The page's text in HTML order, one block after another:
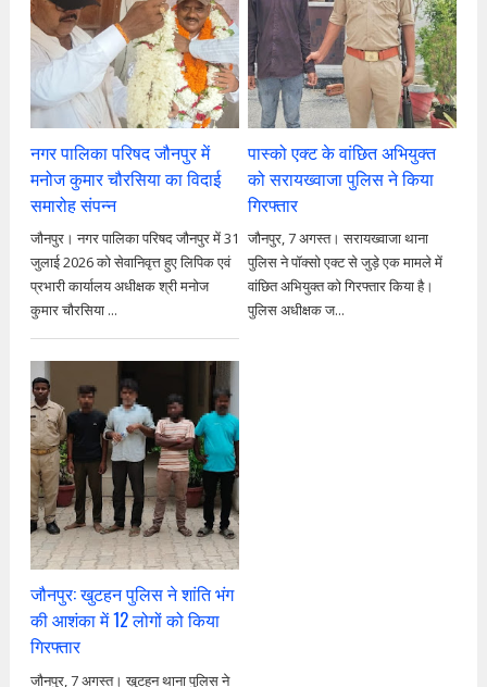
नगर पालिका परिषद जौनपुर में
मनोज कुमार चौरसिया का विदाई
समारोह संपन्न
जौनपुर। नगर पालिका परिषद जौनपुर में 31
जुलाई 2026 को सेवानिवृत्त हुए लिपिक एवं
प्रभारी कार्यालय अधीक्षक श्री मनोज
कुमार चौरसिया ...
पास्को एक्ट के वांछित अभियुक्त
को सरायख्वाजा पुलिस ने किया
गिरफ्तार
जौनपुर, 7 अगस्त। सरायख्वाजा थाना
पुलिस ने पॉक्सो एक्ट से जुड़े एक मामले में
वांछित अभियुक्त को गिरफ्तार किया है।
पुलिस अधीक्षक ज...
जौनपुर: खुटहन पुलिस ने शांति भंग
की आशंका में 12 लोगों को किया
गिरफ्तार
जौनपुर, 7 अगस्त। खुटहन थाना पुलिस ने